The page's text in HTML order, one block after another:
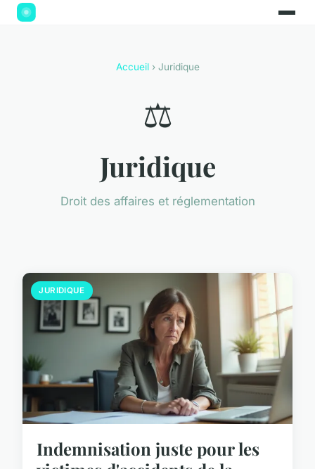
Accueil› Juridique
⚖️
Juridique
Droit des affaires et réglementation
JURIDIQUE
Indemnisation juste pour les